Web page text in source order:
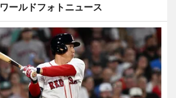
ワールドフォトニュース